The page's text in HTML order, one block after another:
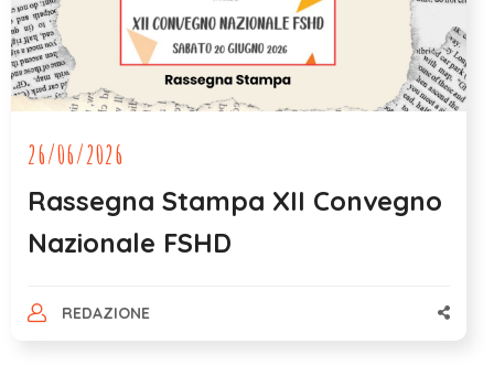
26/06/2026
Rassegna Stampa XII Convegno
Nazionale FSHD
REDAZIONE